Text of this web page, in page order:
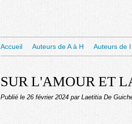
Accueil Auteurs de A à H Auteurs de
SUR L'AMOUR ET
Publié le 26 février 2024 par Laetitia De